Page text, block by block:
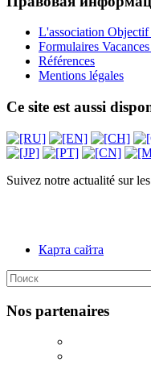
L'association Objectif
Formulaires
Références
Mentions légales
Ce site est aussi
Suivez notre actualité sur
Карта сайта
Nos partenaires